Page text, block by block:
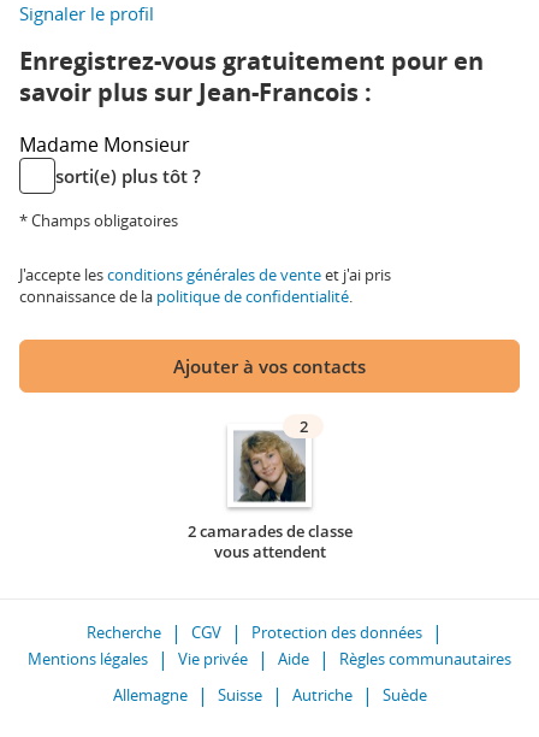
Signaler le profil
Enregistrez-vous gratuitement pour en
savoir plus sur Jean-Francois :
Madame Monsieur
sorti(e) plus tôt ?
* Champs obligatoires
J'accepte lesconditions générales de venteet j'ai pris
connaissance de la politique de confidentialité.
Ajouter à vos contacts
2
2 camarades de classe
vous attendent
Recherche CGV
Protection des données
Mentions légales
Vie privée Aide
Règles communautaires
Allemagne
Suisse Autriche Suède